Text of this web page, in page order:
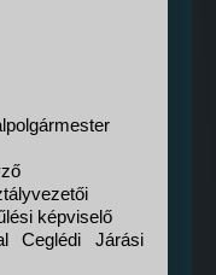
képviselő
Ceglédi Járási